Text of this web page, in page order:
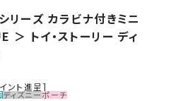
ーズ カラビナ付きミニ
トイ・ストーリー ディ
ント進呈]
ディズニーポーチ